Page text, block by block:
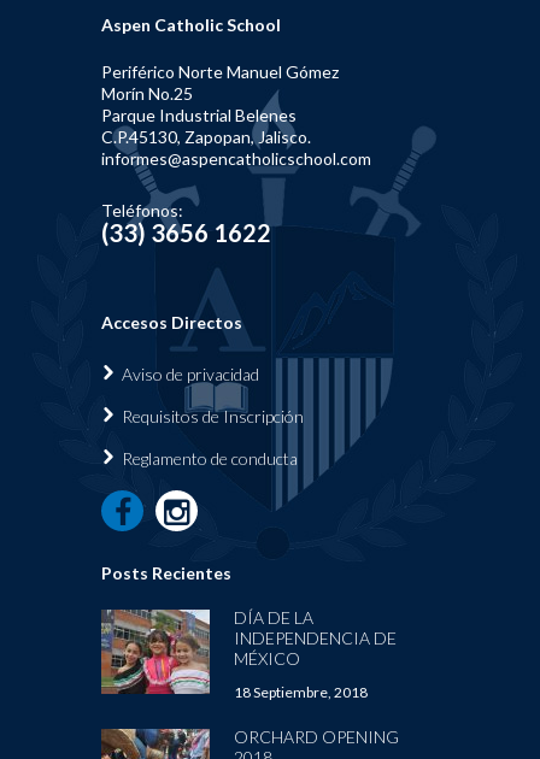
Aspen Catholic School
Periférico Norte Manuel Gómez
Morín No.25
Parque Industrial Belenes
C.P.45130, Zapopan, Jalisco.
informes@aspencatholicschool.com
Teléfonos:
(33) 3656 1622
Accesos Directos
Aviso de privacidad
Requisitos de Inscripción
Reglamento de conducta
Posts Recientes
DÍA DE LA
INDEPENDENCIA DE
MÉXICO
18 Septiembre, 2018
ORCHARD OPENING